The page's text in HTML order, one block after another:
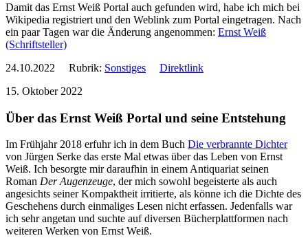
Damit das Ernst Weiß Portal auch gefunden wird, habe ich mich bei
Wikipedia registriert und den Weblink zum Portal eingetragen. Nach
ein paar Tagen war die Änderung angenommen: Ernst Weiß
(Schriftsteller)
24.10.2022 Rubrik: Sonstiges
Direktlink
15. Oktober 2022
Über das Ernst Weiß Portal und seine Entstehung
Im Frühjahr 2018 erfuhr ich in dem Buch Die verbrannte Dichter
von Jürgen Serke das erste Mal etwas über das Leben von Ernst
Weiß. Ich besorgte mir daraufhin in einem Antiquariat seinen
Roman Der Augenzeuge, der mich sowohl begeisterte als auch
angesichts seiner Kompaktheit irritierte, als könne ich die Dichte des
Geschehens durch einmaliges Lesen nicht erfassen. Jedenfalls war
ich sehr angetan und suchte auf diversen Bücherplattformen nach
weiteren Werken von Ernst Weiß.